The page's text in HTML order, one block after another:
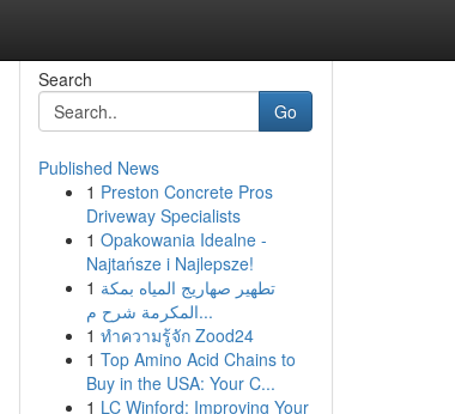
Search
Go
Published News
1 Preston Concrete Pros
Driveway Specialists
1 Opakowania Idealne -
Najtańsze i Najlepsze!
1 تطهير صهاريج المياه بمكة
المكرمة شرح م...
1 ทำความรู้จัก Zood24
1 Top Amino Acid Chains to
Buy in the USA: Your C...
1 LC Winford: Improving Your